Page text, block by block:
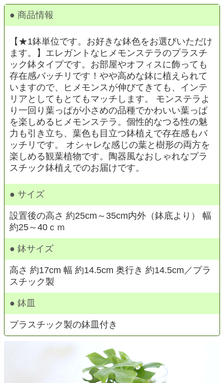
● 商品情報
【★1鉢単位です。お好きな鉢色をお選びいただけ
ます。】エレガントなヒメモンステラのプラスチ
ック鉢タイプです。お部屋やオフィスに飾っても
存在感バッチリです！やや高めな鉢に植えられて
いますので、ヒメモンスが伸びてきても、インテ
リアとしてもとてもマッチします。 モンステラよ
り一回り葉っぱが小さめの品種でかわいい葉っぱ
を楽しめるヒメモンステラ。個性的なつる性の魅
力も引き立ち、葉色も目立つ鉢植えで存在感もバ
ッチリです。 オシャレな感じの葉と樹形の両方を
楽しめる観葉植物です。陶器風なおしゃれなプラ
スチック鉢植えでのお届けです。
● サイズ
設置後の高さ 約25cm～35cm内外（鉢底より） 幅
約25～40ｃｍ
● 鉢サイズ
高さ 約17cm 幅 約14.5cm 奥行き 約14.5cm／プラ
スチック製
● 鉢皿
プラスチック製の鉢皿付き